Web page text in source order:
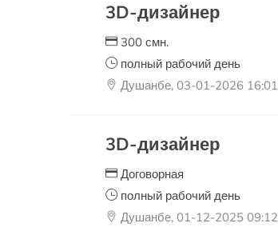
3D-дизайнер
300 смн.
полный рабочий день
Душанбе, 03-01-2026 16:01
3D-дизайнер
Договорная
полный рабочий день
Душанбе, 01-12-2025 09:12